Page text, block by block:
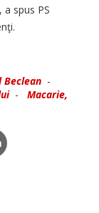
spus PS
-
- Macarie,